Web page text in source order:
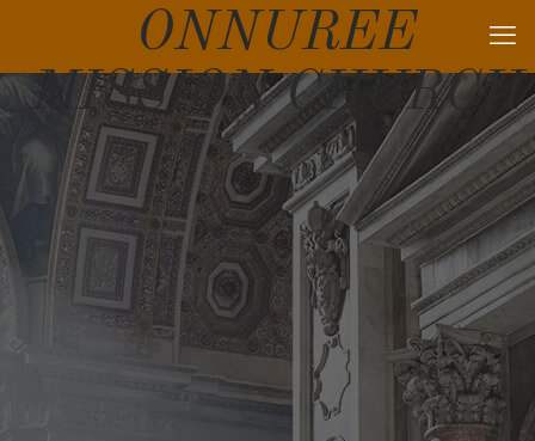
ONNUREE
MISSION CHURCH